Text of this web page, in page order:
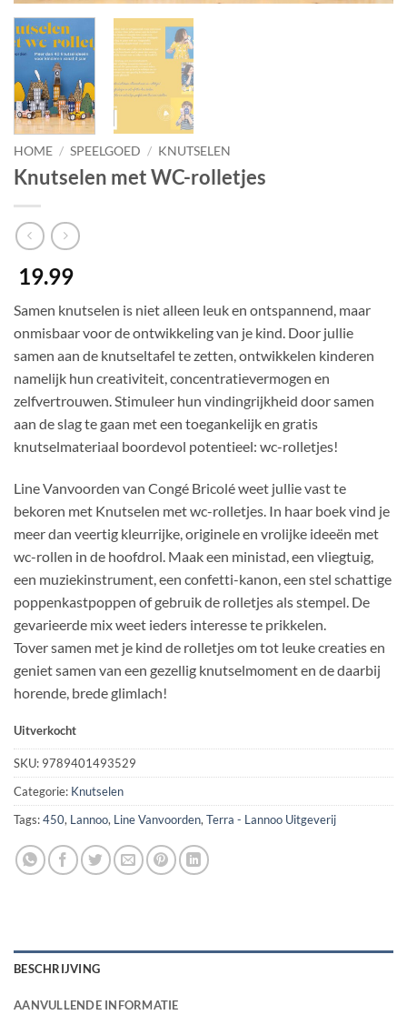
HOME / SPEELGOED / KNUTSELEN
Knutselen met WC-rolletjes
19.99
Samen knutselen is niet alleen leuk en ontspannend, maar
onmisbaar voor de ontwikkeling van je kind. Door jullie
samen aan de knutseltafel te zetten, ontwikkelen kinderen
namelijk hun creativiteit, concentratievermogen en
zelfvertrouwen. Stimuleer hun vindingrijkheid door samen
aan de slag te gaan met een toegankelijk en gratis
knutselmateriaal boordevol potentieel: wc-rolletjes!
Line Vanvoorden van Congé Bricolé weet jullie vast te
bekoren met Knutselen met wc-rolletjes. In haar boek vind je
meer dan veertig kleurrijke, originele en vrolijke ideeën met
wc-rollen in de hoofdrol. Maak een ministad, een vliegtuig,
een muziekinstrument, een confetti-kanon, een stel schattige
poppenkastpoppen of gebruik de rolletjes als stempel. De
gevarieerde mix weet ieders interesse te prikkelen.
Tover samen met je kind de rolletjes om tot leuke creaties en
geniet samen van een gezellig knutselmoment en de daarbij
horende, brede glimlach!
Uitverkocht
SKU: 9789401493529
Categorie: Knutselen
Tags:450, Lannoo, Line Vanvoorden,Terra - Lannoo Uitgeverij
BESCHRIJVING
AANVULLENDE INFORMATIE